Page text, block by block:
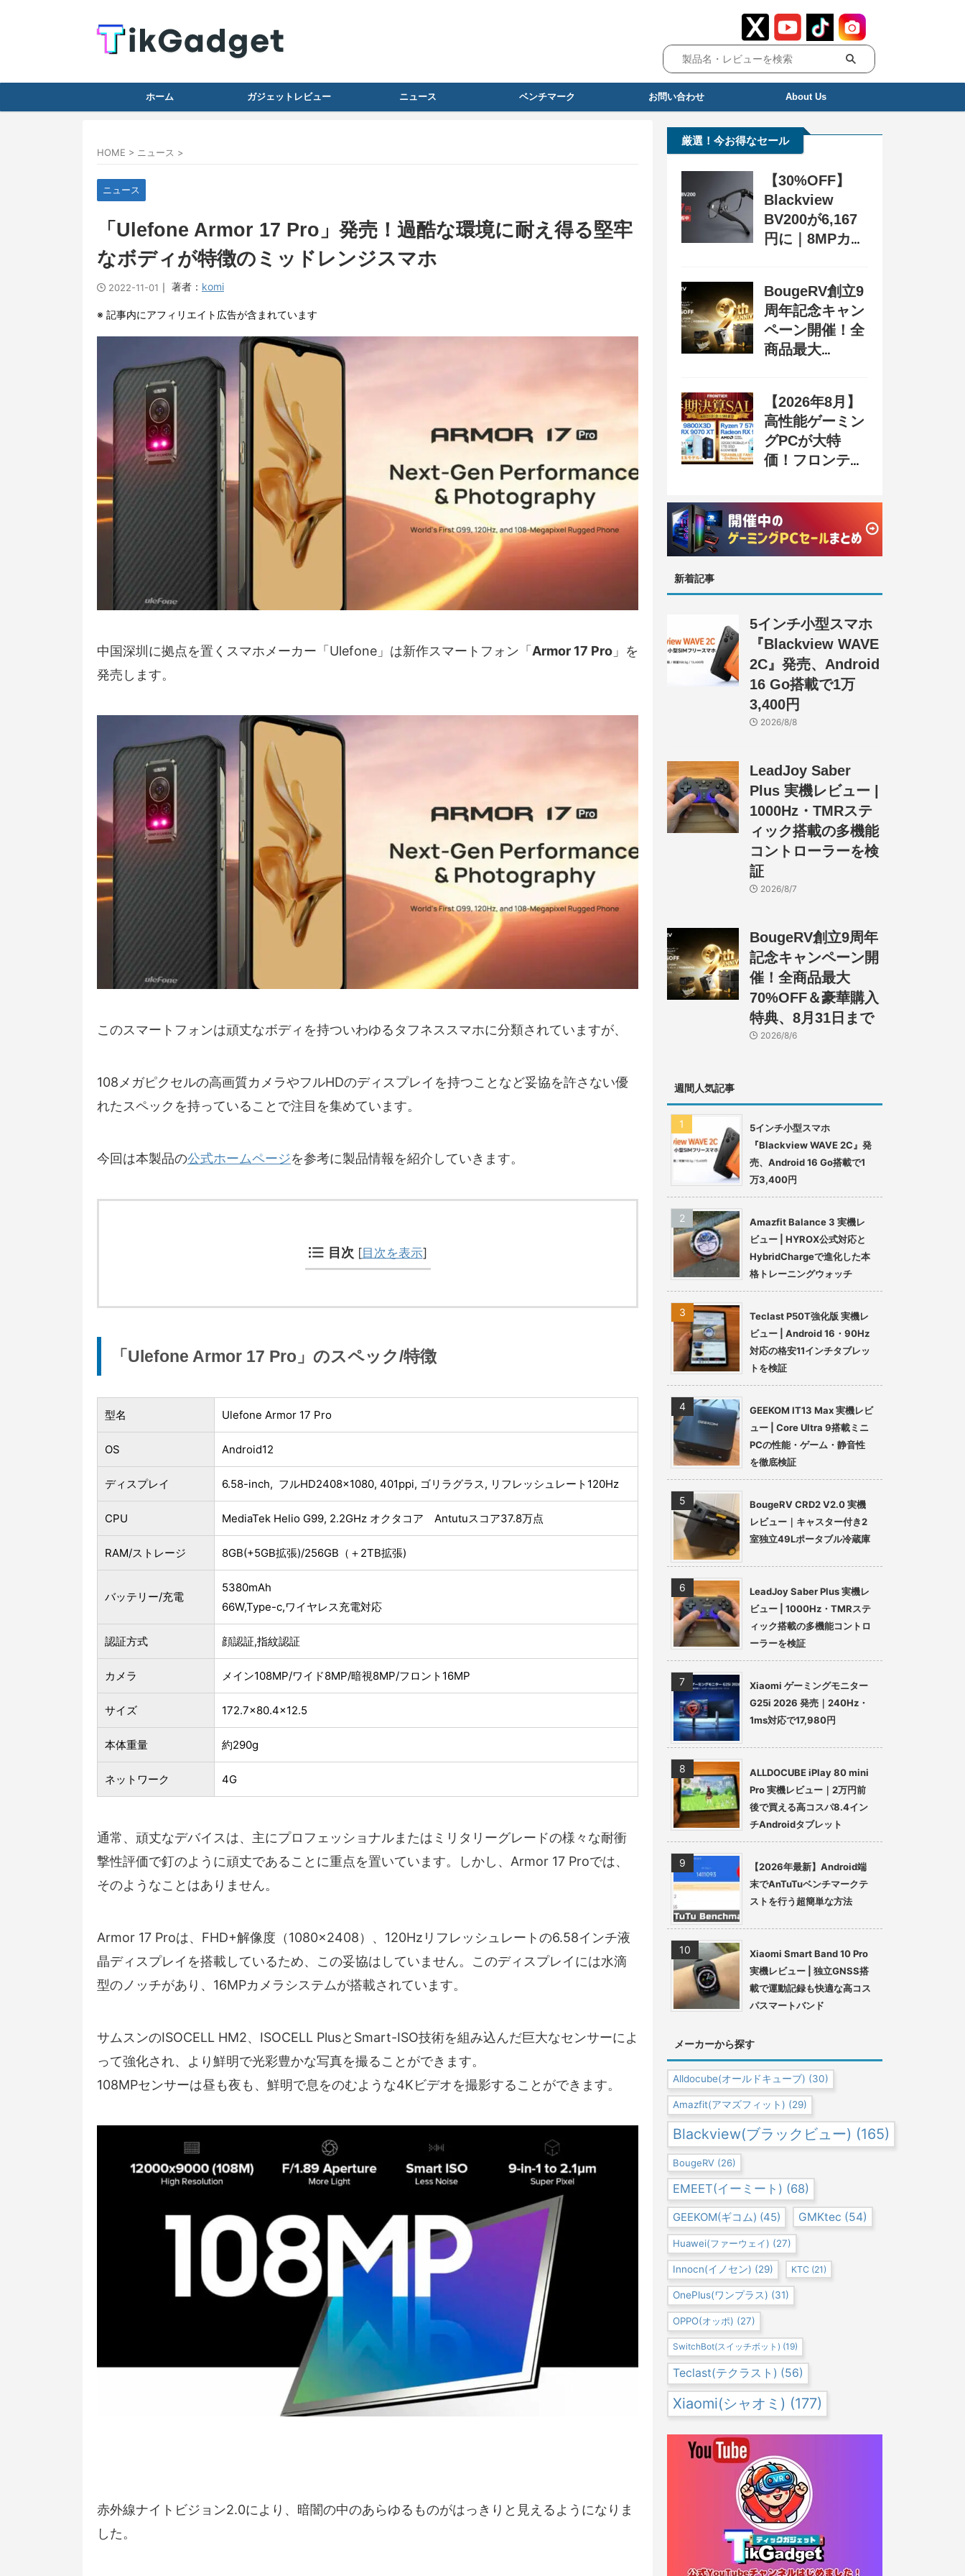
ホーム ガジェットレビュー ニュース ベンチマーク お問い合わせ About Us
HOME > ニュース >
ニュース
「Ulefone Armor 17 Pro」発売！過酷な環境に耐え得る堅牢
なボディが特徴のミッドレンジスマホ
2022-11-01 ｜ 著者： komi
※ 記事内にアフィリエイト広告が含まれています
中国深圳に拠点を置くスマホメーカー「Ulefone」は新作スマートフォン「Armor 17 Pro 」を
発売します。
このスマートフォンは頑丈なボディを持ついわゆるタフネススマホに分類されていますが、
108メガピクセルの高画質カメラやフルHDのディスプレイを持つことなど妥協を許さない優
れたスペックを持っていることで注目を集めています。
今回は本製品の公式ホームページを参考に製品情報を紹介していきます。
目次 [目次を表示]
「Ulefone Armor 17 Pro」のスペック/特徴
型名 Ulefone Armor 17 Pro
OS Android12
ディスプレイ 6.58-inch, フルHD2408×1080, 401ppi, ゴリラグラス, リフレッシュレート120Hz
CPU MediaTek Helio G99, 2.2GHz オクタコア Antutuスコア37.8万点
RAM/ストレージ 8GB(+5GB拡張)/256GB（＋2TB拡張)
バッテリー/充電
5380mAh
66W,Type-c,ワイヤレス充電対応
認証方式 顔認証,指紋認証
カメラ メイン108MP/ワイド8MP/暗視8MP/フロント16MP
サイズ 172.7×80.4×12.5
本体重量 約290g
ネットワーク 4G
通常、頑丈なデバイスは、主にプロフェッショナルまたはミリタリーグレードの様々な耐衝
撃性評価で釘のように頑丈であることに重点を置いています。しかし、Armor 17 Proでは、
そのようなことはありません。
Armor 17 Proは、FHD+解像度（1080×2408）、120Hzリフレッシュレートの6.58インチ液
晶ディスプレイを搭載しているため、この妥協はしていません。このディスプレイには水滴
型のノッチがあり、16MPカメラシステムが搭載されています。
サムスンのISOCELL HM2、ISOCELL PlusとSmart-ISO技術を組み込んだ巨大なセンサーによ
って強化され、より鮮明で光彩豊かな写真を撮ることができます。
108MPセンサーは昼も夜も、鮮明で息をのむような4Kビデオを撮影することができます。
赤外線ナイトビジョン2.0により、暗闇の中のあらゆるものがはっきりと見えるようになりま
した。
厳選！今お得なセール
【30%OFF】
Blackview
BV200が6,167
円に｜8MPカメ
ン配布中
BougeRV創立9
周年記念キャン
ペーン開催！全
商品最大
31日まで
【2026年8月】
高性能ゲーミン
グPCが大特
価！フロンティ
SALE 奥義』開
催、セール情報
まとめ
新着記事
5インチ小型スマホ
『Blackview WAVE
2C』発売、Android
16 Go搭載で1万
3,400円
2026/8/8
LeadJoy Saber
Plus 実機レビュー |
1000Hz・TMRステ
ィック搭載の多機能
コントローラーを検
証
2026/8/7
BougeRV創立9周年
記念キャンペーン開
催！全商品最大
70%OFF＆豪華購入
特典、8月31日まで
2026/8/6
週間人気記事
5インチ小型スマホ
『Blackview WAVE 2C』発
売、Android 16 Go搭載で1
万3,400円
Amazfit Balance 3 実機レ
ビュー | HYROX公式対応と
HybridChargeで進化した本
格トレーニングウォッチ
Teclast P50T強化版 実機レ
ビュー | Android 16・90Hz
対応の格安11インチタブレッ
トを検証
GEEKOM IT13 Max 実機レビ
ュー | Core Ultra 9搭載ミニ
PCの性能・ゲーム・静音性
を徹底検証
BougeRV CRD2 V2.0 実機
レビュー｜キャスター付き2
室独立49Lポータブル冷蔵庫
LeadJoy Saber Plus 実機レ
ビュー | 1000Hz・TMRステ
ィック搭載の多機能コントロ
ーラーを検証
Xiaomi ゲーミングモニター
G25i 2026 発売｜240Hz・
1ms対応で17,980円
ALLDOCUBE iPlay 80 mini
Pro 実機レビュー｜2万円前
後で買える高コスパ8.4イン
チAndroidタブレット
【2026年最新】Android端
末でAnTuTuベンチマークテ
ストを行う超簡単な方法
Xiaomi Smart Band 10 Pro
実機レビュー | 独立GNSS搭
載で運動記録も快適な高コス
パスマートバンド
メーカーから探す
Alldocube(オールドキューブ) (30)
Amazfit(アマズフィット) (29)
Blackview(ブラックビュー) (165)
BougeRV (26)
EMEET(イーミート) (68)
GEEKOM(ギコム) (45) GMKtec (54)
Huawei(ファーウェイ) (27)
Innocn(イノセン) (29) KTC (21)
OnePlus(ワンプラス) (31)
OPPO(オッポ) (27)
SwitchBot(スイッチボット) (19)
Teclast(テクラスト) (56)
Xiaomi(シャオミ) (177)